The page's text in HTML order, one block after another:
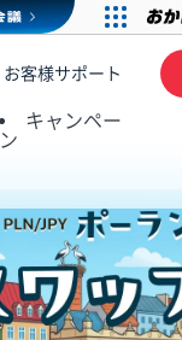
お客様サポート
キャンペー
ン